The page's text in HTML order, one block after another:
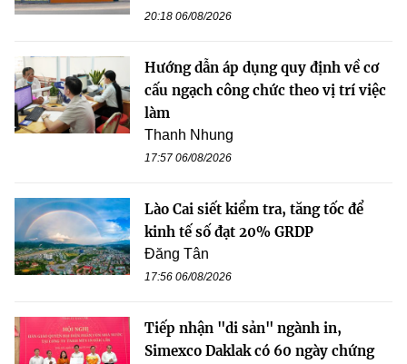
20:18 06/08/2026
Hướng dẫn áp dụng quy định về cơ
cấu ngạch công chức theo vị trí việc
làm
Thanh Nhung
17:57 06/08/2026
Lào Cai siết kiểm tra, tăng tốc để
kinh tế số đạt 20% GRDP
Đăng Tân
17:56 06/08/2026
Tiếp nhận "di sản" ngành in,
Simexco Daklak có 60 ngày chứng